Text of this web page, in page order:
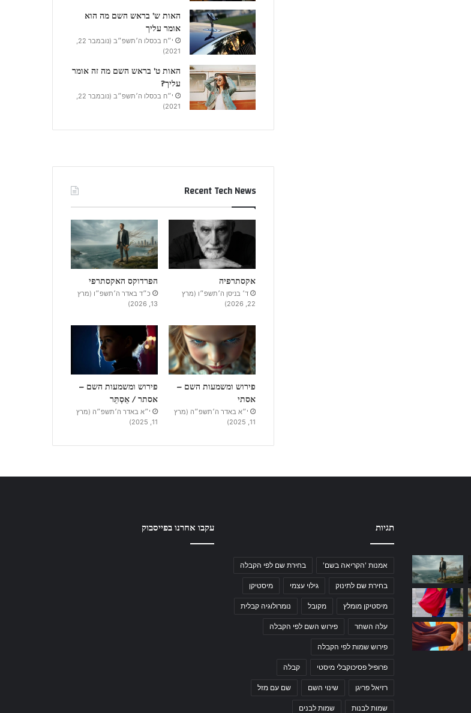
האות ש’ בראש השם מה הוא
אומר עליך
י״ח בכסלו ה׳תשפ״ב (נובמבר 22,
2021)
האות ט’ בראש השם מה זה אומר
עליך?
י״ח בכסלו ה׳תשפ״ב (נובמבר 22,
2021)
Recent Tech News
אקסתרפיה
ד׳ בניסן ה׳תשפ״ו (מרץ
22, 2026)
הפרדוקס האקסתרפי
כ״ד באדר ה׳תשפ״ו (מרץ
13, 2026)
פירוש ומשמעות השם –
אסתי
י״א באדר ה׳תשפ״ה (מרץ
11, 2025)
פירוש ומשמעות השם –
אסתר / אֵסְתֵּר
י״א באדר ה׳תשפ״ה (מרץ
11, 2025)
תגיות
אמנות 'הקריאה בשם' בחירת שם לפי הקבלה
בחירת שם לתינוק גילוי עצמי מיסטיקן
מיסטיקן מומלץ מקובל נומרולוגיה קבלית
עלה השחר פירוש השם לפי הקבלה
פירוש שמות לפי הקבלה
פרופיל פסיכוקבלי מיסטי קבלה
רזיאל פריגן שינוי השם שם עם מזל
שמות לבנות שמות לבנים
עקבו אחרנו בפייסבוק